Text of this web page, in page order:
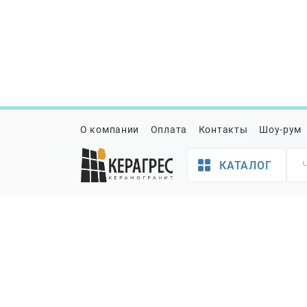
О компании Оплата Контакты Шоу-рум
КАТАЛОГ
Коллекции Континнум (Kontinuum)
Мозаика Italon Магма
Товар Характеристики